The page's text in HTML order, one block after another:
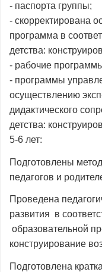
- паспорта группы;
- скорректирована
программа в
детства:
- рабочие
- программы
осуществлению
дидактического
детства:
5-6 лет:
Подготовлены
педагогов и
Проведена
развития в
образовательной
конструирование
Подготовлена